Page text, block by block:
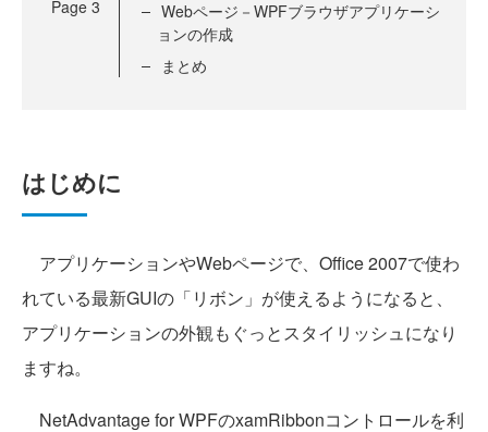
Page 3
Webページ－WPFブラウザアプリケーシ
ョンの作成
まとめ
はじめに
アプリケーションやWebページで、Office 2007で使わ
れている最新GUIの「リボン」が使えるようになると、
アプリケーションの外観もぐっとスタイリッシュになり
ますね。
NetAdvantage for WPFのxamRibbonコントロールを利